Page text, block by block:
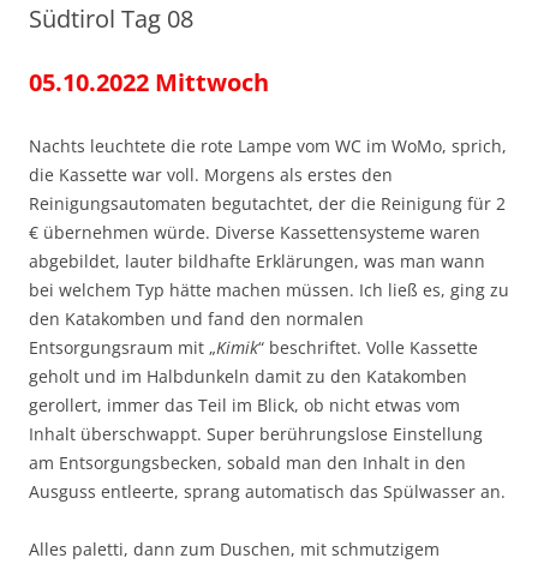
Südtirol Tag 08
05.10.2022 Mittwoch
Nachts leuchtete die rote Lampe vom WC im WoMo, sprich,
die Kassette war voll. Morgens als erstes den
Reinigungsautomaten begutachtet, der die Reinigung für 2
€ übernehmen würde. Diverse Kassettensysteme waren
abgebildet, lauter bildhafte Erklärungen, was man wann
bei welchem Typ hätte machen müssen. Ich ließ es, ging zu
den Katakomben und fand den normalen
Entsorgungsraum mit „Kimik“ beschriftet. Volle Kassette
geholt und im Halbdunkeln damit zu den Katakomben
gerollert, immer das Teil im Blick, ob nicht etwas vom
Inhalt überschwappt. Super berührungslose Einstellung
am Entsorgungsbecken, sobald man den Inhalt in den
Ausguss entleerte, sprang automatisch das Spülwasser an.
Alles paletti, dann zum Duschen, mit schmutzigem